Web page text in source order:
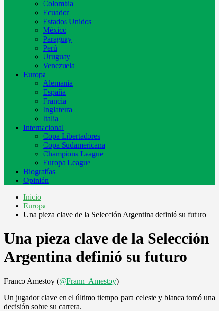
Colombia
Ecuador
Estados Unidos
México
Paraguay
Perú
Uruguay
Venezuela
Europa
Alemania
España
Francia
Inglaterra
Italia
Internacional
Copa Libertadores
Copa Sudamericana
Champions League
Europa League
Biografías
Opinión
Inicio
Europa
Una pieza clave de la Selección Argentina definió su futuro
Una pieza clave de la Selección
Argentina definió su futuro
Franco Amestoy (@Frann_Amestoy)
Un jugador clave en el último tiempo para celeste y blanca tomó una
decisión sobre su carrera.